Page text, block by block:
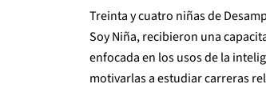
Treinta y cuatro niñas de
Soy Niña, recibieron una
enfocada en los usos de la
motivarlas a estudiar carreras